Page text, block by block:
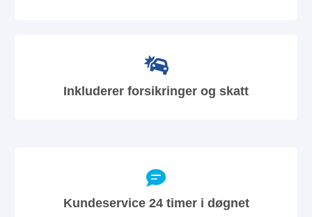
Inkluderer forsikringer og skatt
Kundeservice 24 timer i døgnet